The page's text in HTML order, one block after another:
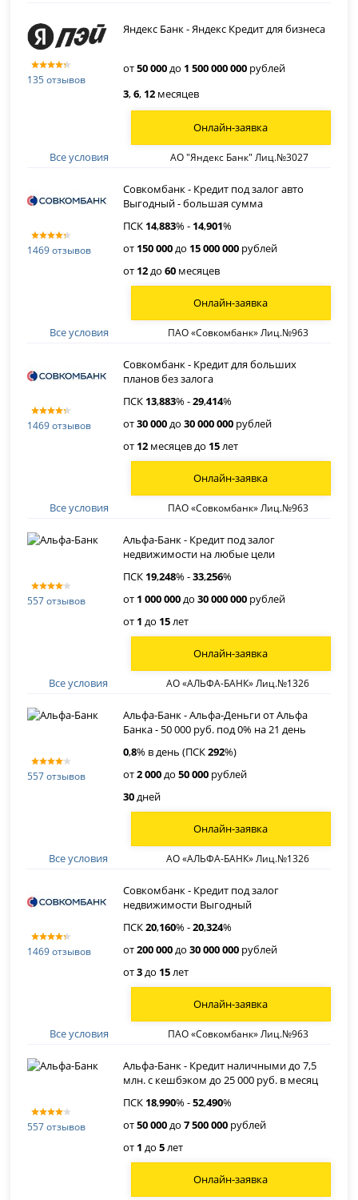
135 отзывов
Яндекс Банк - Яндекс Кредит для бизнеса
от50 000до 1 500 000 000 рублей
3,6, 12 месяцев
Все условия АО "Яндекс Банк" Лиц.№3027
Онлайн-заявка
1469 отзывов
Совкомбанк - Кредит под залог авто
Выгодный - большая сумма
ПСК 14,883% - 14,901%
от 150 000до 15 000 000 рублей
от 12до60 месяцев
Все условия ПАО «Совкомбанк» Лиц.№963
Онлайн-заявка
1469 отзывов
Совкомбанк - Кредит для больших
планов без залога
ПСК 13,883% -29,414%
от30 000до30 000 000 рублей
от 12 месяцев до 15лет
Все условия ПАО «Совкомбанк» Лиц.№963
Онлайн-заявка
557 отзывов
Альфа-Банк - Кредит под залог
недвижимости на любые цели
ПСК 19,248% -33,256%
от 1 000 000до30 000 000 рублей
от 1 до 15лет
Все условия АО «АЛЬФА-БАНК» Лиц.№1326
Онлайн-заявка
557 отзывов
Альфа-Банк - Альфа-Деньги от Альфа
Банка - 50 000 руб. под 0% на 21 день
0,8% в день (ПСК292%)
от2 000до50 000 рублей
30дней
Все условия АО «АЛЬФА-БАНК» Лиц.№1326
Онлайн-заявка
1469 отзывов
Совкомбанк - Кредит под залог
недвижимости Выгодный
ПСК20,160% -20,324%
от200 000до30 000 000 рублей
от3до 15лет
Все условия ПАО «Совкомбанк» Лиц.№963
Онлайн-заявка
557 отзывов
Альфа-Банк - Кредит наличными до 7,5
млн. с кешбэком до 25 000 руб. в месяц
ПСК 18,990% -52,490%
от50 000до7 500 000 рублей
от 1 до5лет
Онлайн-заявка